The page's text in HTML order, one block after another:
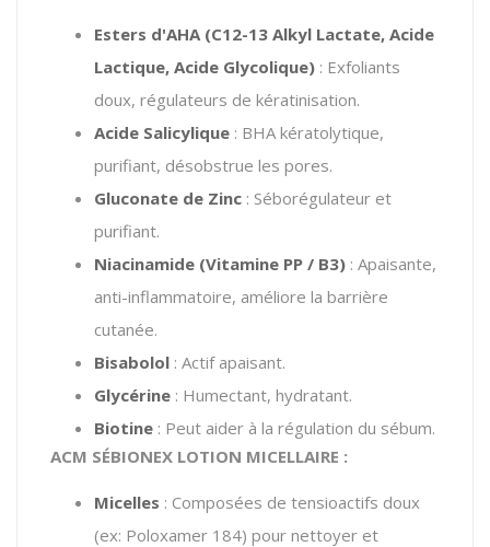
Esters d'AHA (C12-13 Alkyl Lactate, Acide
Lactique, Acide Glycolique) : Exfoliants
doux, régulateurs de kératinisation.
Acide Salicylique : BHA kératolytique,
purifiant, désobstrue les pores.
Gluconate de Zinc : Séborégulateur et
purifiant.
Niacinamide (Vitamine PP / B3) : Apaisante,
anti-inflammatoire, améliore la barrière
cutanée.
Bisabolol : Actif apaisant.
Glycérine : Humectant, hydratant.
Biotine : Peut aider à la régulation du sébum.
ACM SÉBIONEX LOTION MICELLAIRE :
Micelles : Composées de tensioactifs doux
(ex: Poloxamer 184) pour nettoyer et